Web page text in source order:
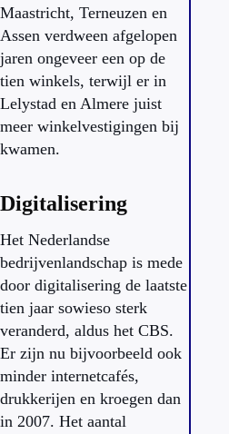
Maastricht, Terneuzen en
Assen verdween afgelopen
jaren ongeveer een op de
tien winkels, terwijl er in
Lelystad en Almere juist
meer winkelvestigingen bij
kwamen.
Digitalisering
Het Nederlandse
bedrijvenlandschap is mede
door digitalisering de laatste
tien jaar sowieso sterk
veranderd, aldus het CBS.
Er zijn nu bijvoorbeeld ook
minder internetcafés,
drukkerijen en kroegen dan
in 2007. Het aantal